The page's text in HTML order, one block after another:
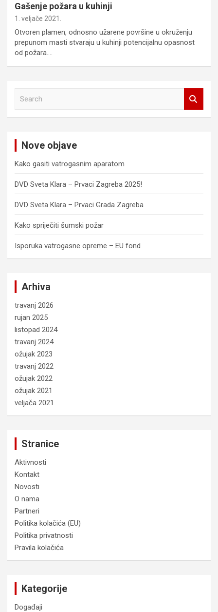
Gašenje požara u kuhinji
1. veljače 2021.
Otvoren plamen, odnosno užarene površine u okruženju
prepunom masti stvaraju u kuhinji potencijalnu opasnost
od požara.…
Nove objave
Kako gasiti vatrogasnim aparatom
DVD Sveta Klara – Prvaci Zagreba 2025!
DVD Sveta Klara – Prvaci Grada Zagreba
Kako spriječiti šumski požar
Isporuka vatrogasne opreme – EU fond
Arhiva
travanj 2026
rujan 2025
listopad 2024
travanj 2024
ožujak 2023
travanj 2022
ožujak 2022
ožujak 2021
veljača 2021
Stranice
Aktivnosti
Kontakt
Novosti
O nama
Partneri
Politika kolačića (EU)
Politika privatnosti
Pravila kolačića
Kategorije
Događaji